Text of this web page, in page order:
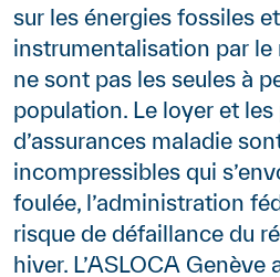
sur les énergies fossiles
instrumentalisation par le
ne sont pas les seules à
population. Le loyer et les
d’assurances maladie
incompressibles qui
foulée, l’administration
risque de défaillance du
hiver. L’ASLOCA Genève